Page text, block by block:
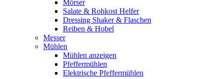
Mörser
Salate & Rohkost Helfer
Dressing Shaker & Flaschen
Reiben & Hobel
Messer
Mühlen
Mühlen anzeigen
Pfeffermühlen
Elektrische Pfeffermühlen